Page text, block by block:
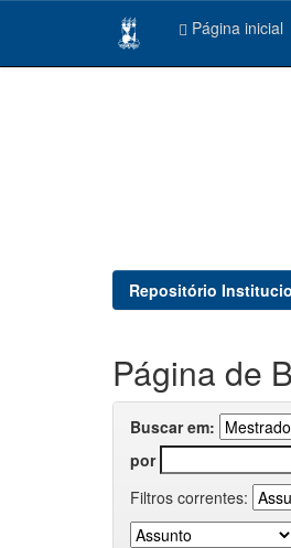
Página inicial
Repositório
Página de
Buscar em:
por
Filtros correntes: